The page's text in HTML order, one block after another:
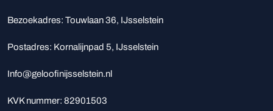
Bezoekadres: Touwlaan 36, IJsselstein
Postadres: Kornalijnpad 5, IJsselstein
Info@geloofinijsselstein.nl‬
KVK nummer: 82901503